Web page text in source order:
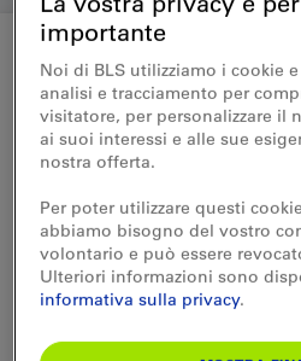
Centro viaggi BLS
Termin
Buchen Sie eine
einem unserer
Falls der gewünschte Termin
zögern Sie bitte nicht mit uns
importante
Noi di BLS utilizziamo i cookie
analisi e tracciamento per
visitatore, per personalizzare il
ai suoi interessi e alle sue
nostra offerta.
Per poter utilizzare questi
abbiamo bisogno del vostro
volontario e può essere
Ulteriori informazioni sono
informativa sulla privacy.